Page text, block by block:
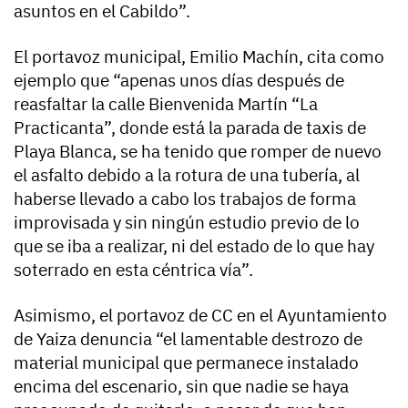
asuntos en el Cabildo”.
El portavoz municipal, Emilio Machín, cita como
ejemplo que “apenas unos días después de
reasfaltar la calle Bienvenida Martín “La
Practicanta”, donde está la parada de taxis de
Playa Blanca, se ha tenido que romper de nuevo
el asfalto debido a la rotura de una tubería, al
haberse llevado a cabo los trabajos de forma
improvisada y sin ningún estudio previo de lo
que se iba a realizar, ni del estado de lo que hay
soterrado en esta céntrica vía”.
Asimismo, el portavoz de CC en el Ayuntamiento
de Yaiza denuncia “el lamentable destrozo de
material municipal que permanece instalado
encima del escenario, sin que nadie se haya